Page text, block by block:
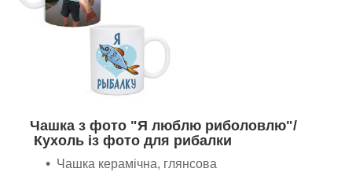
Чашка з фото "Я люблю риболовлю"/
Кухоль із фото для рибалки
Чашка керамічна, глянсова